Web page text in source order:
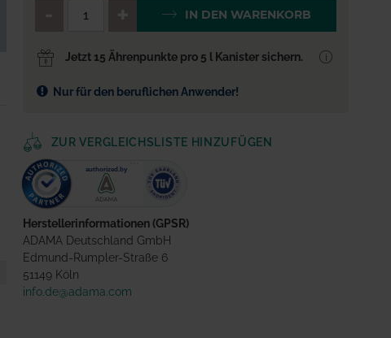
QTY_CONTROL_DECREASE
IN DEN WARENKORB
Jetzt 15 Ährenpunkte pro 5 l Kanister sichern.
Nur für den beruflichen Anwender!
ZUR VERGLEICHSLISTE HINZUFÜGEN
Herstellerinformationen (GPSR)
ADAMA Deutschland GmbH
Edmund-Rumpler-Straße 6
51149 Köln
info.de@adama.com